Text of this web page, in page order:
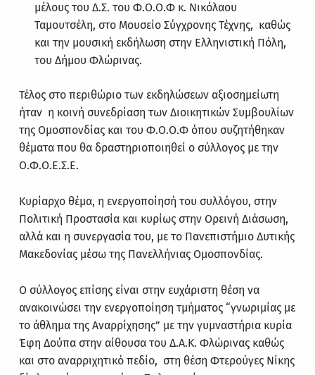
μέλους του Δ.Σ. του Φ.Ο.Ο.Φ κ. Νικόλαου
Ταμουτσέλη, στο Μουσείο Σύγχρονης Τέχνης, καθώς
και την μουσική εκδήλωση στην Ελληνιστική Πόλη,
του Δήμου Φλώρινας.
Τέλος στο περιθώριο των εκδηλώσεων αξιοσημείωτη
ήταν η κοινή συνεδρίαση των Διοικητικών Συμβουλίων
της Ομοσπονδίας και του Φ.Ο.Ο.Φ όπου συζητήθηκαν
θέματα που θα δραστηριοποιηθεί ο σύλλογος με την
Ο.Φ.Ο.Ε.Σ.Ε.
Κυρίαρχο θέμα, η ενεργοποίησή του συλλόγου, στην
Πολιτική Προστασία και κυρίως στην Ορεινή Διάσωση,
αλλά και η συνεργασία του, με το Πανεπιστήμιο Δυτικής
Μακεδονίας μέσω της Πανελλήνιας Ομοσπονδίας.
Ο σύλλογος επίσης είναι στην ευχάριστη θέση να
ανακοινώσει την ενεργοποίηση τμήματος “γνωριμίας με
το άθλημα της Αναρρίχησης” με την γυμναστήρια κυρία
Έφη Δούπα στην αίθουσα του Δ.Α.Κ. Φλώρινας καθώς
και στο αναρριχητικό πεδίο, στη θέση Φτερούγες Νίκης